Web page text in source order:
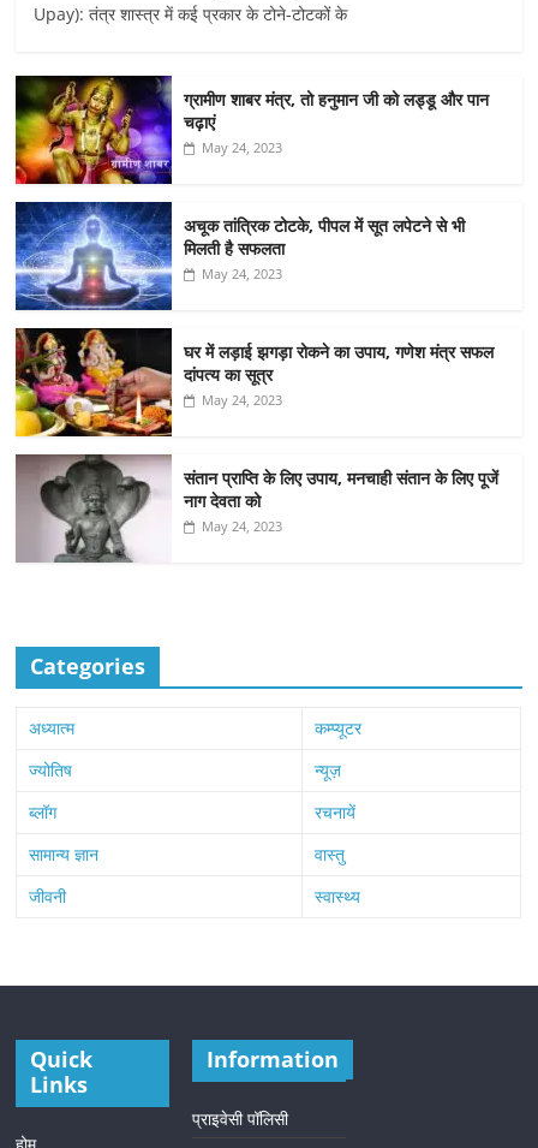
Upay): तंत्र शास्त्र में कई प्रकार के टोने-टोटकों के
ग्रामीण शाबर मंत्र, तो हनुमान जी को लड्डू और पान
चढ़ाएं
May 24, 2023
अचूक तांत्रिक टोटके, पीपल में सूत लपेटने से भी
मिलती है सफलता
May 24, 2023
घर में लड़ाई झगड़ा रोकने का उपाय, गणेश मंत्र सफल
दांपत्य का सूत्र
May 24, 2023
संतान प्राप्ति के लिए उपाय, मनचाही संतान के लिए पूजें
नाग देवता को
May 24, 2023
Categories
अध्यात्म
कम्प्यूटर
ज्योतिष
न्यूज़
ब्लॉग
रचनायें
सामान्य ज्ञान
वास्तु
जीवनी
स्वास्थ्य
Quick
Links
Information
प्राइवेसी पॉलिसी